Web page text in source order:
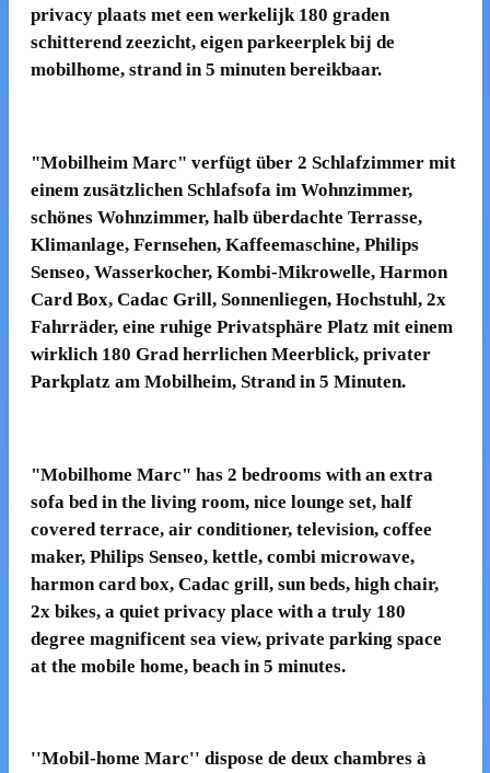
privacy plaats met een werkelijk 180 graden
schitterend zeezicht, eigen parkeerplek bij de
mobilhome, strand in 5 minuten bereikbaar.
"Mobilheim Marc" verfügt über 2 Schlafzimmer mit
einem zusätzlichen Schlafsofa im Wohnzimmer,
schönes Wohnzimmer, halb überdachte Terrasse,
Klimanlage, Fernsehen, Kaffeemaschine, Philips
Senseo, Wasserkocher, Kombi-Mikrowelle, Harmon
Card Box, Cadac Grill, Sonnenliegen, Hochstuhl, 2x
Fahrräder, eine ruhige Privatsphäre Platz mit einem
wirklich 180 Grad herrlichen Meerblick, privater
Parkplatz am Mobilheim, Strand in 5 Minuten.
"Mobilhome Marc" has 2 bedrooms with an extra
sofa bed in the living room, nice lounge set, half
covered terrace, air conditioner, television, coffee
maker, Philips Senseo, kettle, combi microwave,
harmon card box, Cadac grill, sun beds, high chair,
2x bikes, a quiet privacy place with a truly 180
degree magnificent sea view, private parking space
at the mobile home, beach in 5 minutes.
''Mobil-home Marc'' dispose de deux chambres à